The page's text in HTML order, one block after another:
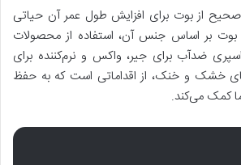
از بوت برای افزایش طول عمر آن حیاتی
بر اساس جنس آن، استفاده از محصولات
ضدآب برای جیر، واکس و نرم‌کننده برای
خشک و خنک، از اقداماتی است که به حفظ
کمک می‌کند.